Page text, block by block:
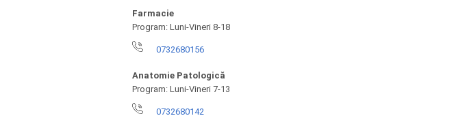
Farmacie
Program: Luni-Vineri 8-18
0732680156
Anatomie Patologică
Program: Luni-Vineri 7-13
0732680142